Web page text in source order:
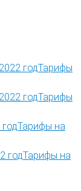
Тарифы
Тарифы
Тарифы на
Тарифы на